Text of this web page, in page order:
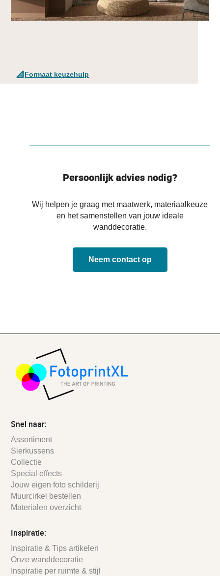
Formaat keuzehulp
Persoonlijk advies nodig?
Wij helpen je graag met maatwerk, materiaalkeuze
en het samenstellen van jouw ideale
wanddecoratie.
Neem contact op
Snel naar:
Assortiment
Sierkussens
Collectie
Special effects
Jouw eigen foto schilderij
Muurcirkel bestellen
Materialen overzicht
Inspiratie:
Inspiratie & Tips artikelen
Onze wanddecoratie
Inspiratie per ruimte & stijl